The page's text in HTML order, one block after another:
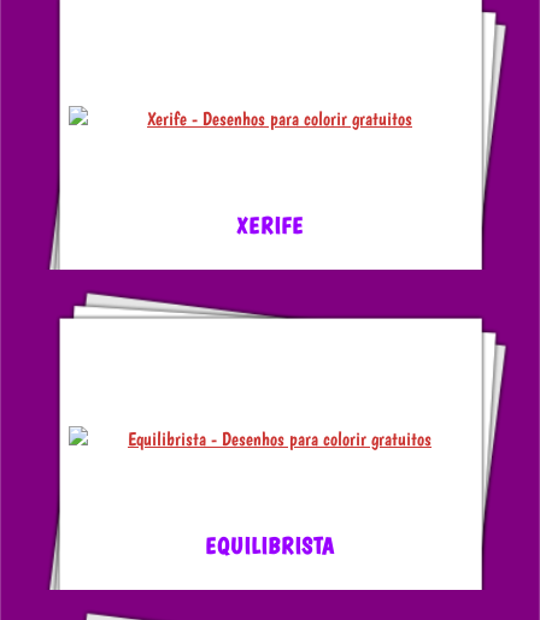
XERIFE
EQUILIBRISTA